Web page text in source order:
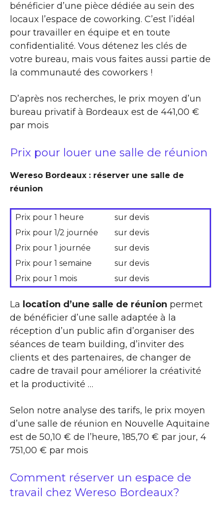
bénéficier d’une pièce dédiée au sein des
locaux l’espace de coworking. C’est l’idéal
pour travailler en équipe et en toute
confidentialité. Vous détenez les clés de
votre bureau, mais vous faites aussi partie de
la communauté des coworkers !
D’après nos recherches, le prix moyen d’un
bureau privatif à Bordeaux est de 441,00 €
par mois
Prix pour louer une salle de réunion
Wereso Bordeaux : réserver une salle de
réunion
Prix pour 1 heure
sur devis
Prix pour 1/2 journée
sur devis
Prix pour 1 journée
sur devis
Prix pour 1 semaine
sur devis
Prix pour 1 mois
sur devis
La location d’une salle de réunion permet
de bénéficier d’une salle adaptée à la
réception d’un public afin d’organiser des
séances de team building, d’inviter des
clients et des partenaires, de changer de
cadre de travail pour améliorer la créativité
et la productivité …
Selon notre analyse des tarifs, le prix moyen
d’une salle de réunion en Nouvelle Aquitaine
est de 50,10 € de l’heure, 185,70 € par jour, 4
751,00 € par mois
Comment réserver un espace de
travail chez Wereso Bordeaux?